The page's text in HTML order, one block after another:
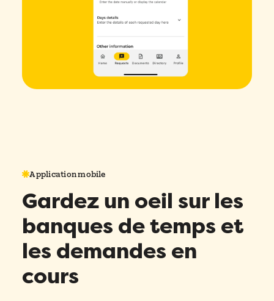
Application mobile
Gardez un oeil sur les
banques de temps et
les demandes en
cours